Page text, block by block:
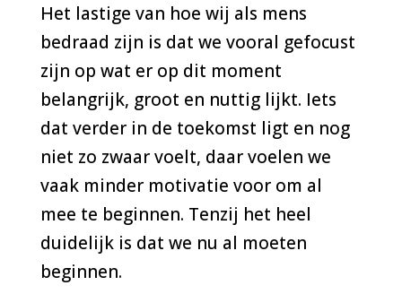
Het lastige van hoe wij als mens
bedraad zijn is dat we vooral gefocust
zijn op wat er op dit moment
belangrijk, groot en nuttig lijkt. Iets
dat verder in de toekomst ligt en nog
niet zo zwaar voelt, daar voelen we
vaak minder motivatie voor om al
mee te beginnen. Tenzij het heel
duidelijk is dat we nu al moeten
beginnen.